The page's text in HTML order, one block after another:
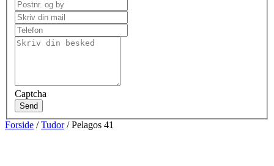
Captcha
Send
Forside /Tudor/ Pelagos 41